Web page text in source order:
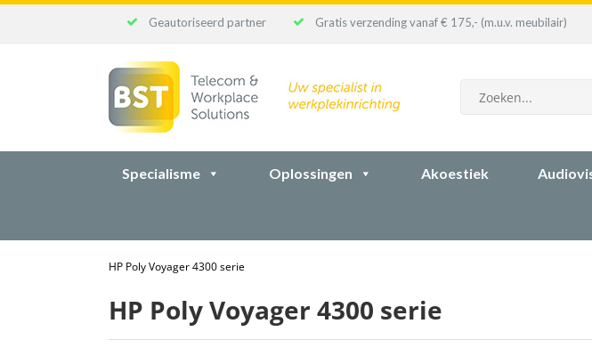
Geautoriseerd partner Gratis verzending vanaf € 175,- (m.u.v. meubilair)
zoeken
Specialisme Oplossingen Akoestiek
HP Poly Voyager 4300 serie
HP Poly Voyager 4300 serie